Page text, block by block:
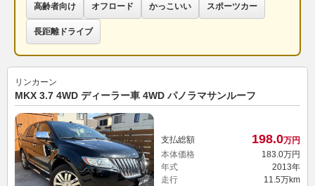
高齢者向け オフロード かっこいい スポーツカー
長距離ドライブ
リンカーン
MKX 3.7 4WD ディーラー車 4WD パノラマサンルーフ
支払総額 198.0万円
本体価格
183. 0万円
年式
2013年
走行
11.5万km